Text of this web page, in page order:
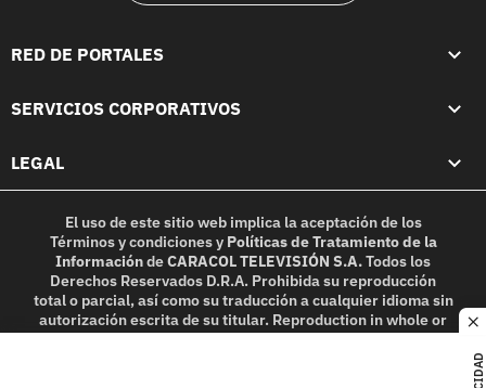
RED DE PORTALES
SERVICIOS CORPORATIVOS
LEGAL
El uso de este sitio web implica la aceptación de los
Términos y condicionesy Políticas de Tratamiento de la
InformacióndeCARACOL TELEVISIÓN S.A.Todos los
Derechos Reservados D.R.A. Prohibida su reproducción
total o parcial, así como su traducción a cualquier idioma sin
autorización escrita de su titular. Reproduction in whole or
in part, or translation without written permission is